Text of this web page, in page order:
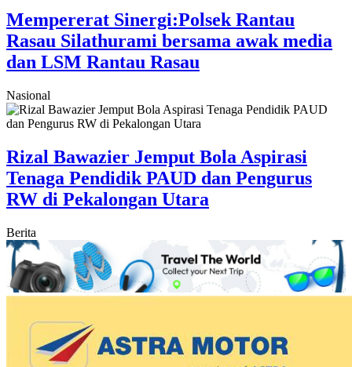
Mempererat Sinergi:Polsek Rantau
Rasau Silathurami bersama awak media
dan LSM Rantau Rasau
Nasional
Rizal Bawazier Jemput Bola Aspirasi
Tenaga Pendidik PAUD dan Pengurus
RW di Pekalongan Utara
Berita